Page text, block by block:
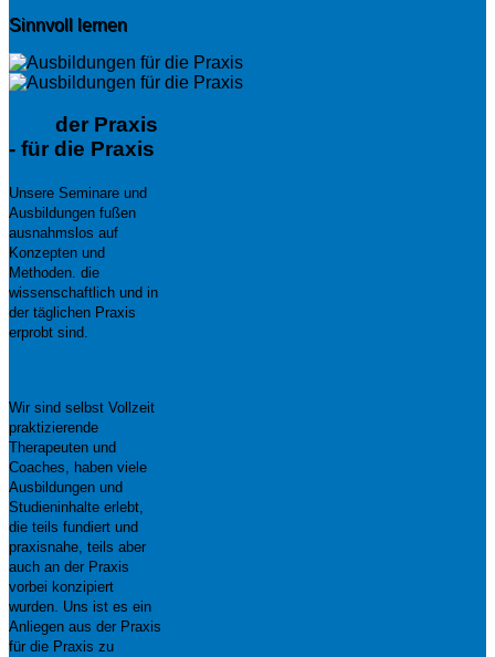
Sinnvoll lernen
der Praxis
- für die Praxis
Unsere Seminare und
Ausbildungen fußen
ausnahmslos auf
Konzepten und
Methoden. die
wissenschaftlich und in
der täglichen Praxis
erprobt sind.
Wir sind selbst Vollzeit
praktizierende
Therapeuten und
Coaches, haben viele
Ausbildungen und
Studieninhalte erlebt,
die teils fundiert und
praxisnahe, teils aber
auch an der Praxis
vorbei konzipiert
wurden. Uns ist es ein
Anliegen aus der Praxis
für die Praxis zu